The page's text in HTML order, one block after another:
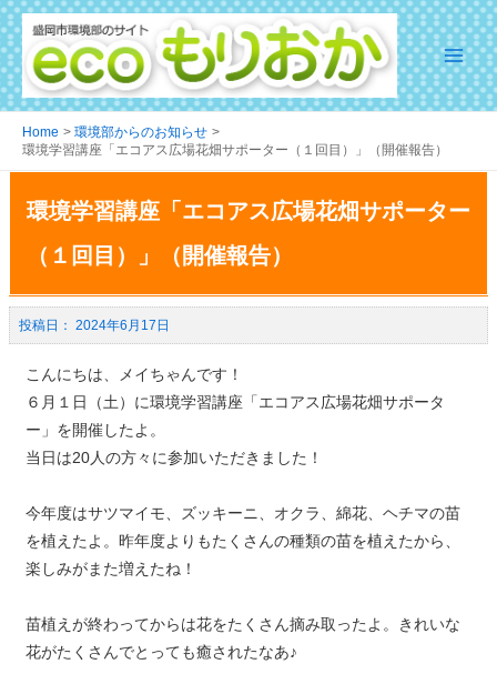
Home
環境部からのお知らせ
環境学習講座「エコアス広場花畑サポーター（１回目）」（開催報告）
環境学習講座「エコアス広場花畑サポーター
（１回目）」（開催報告）
2024年6月17日
こんにちは、メイちゃんです！
６月１日（土）に環境学習講座「エコアス広場花畑サポータ
ー」を開催したよ。
当日は20人の方々に参加いただきました！
今年度はサツマイモ、ズッキーニ、オクラ、綿花、ヘチマの苗
を植えたよ。昨年度よりもたくさんの種類の苗を植えたから、
楽しみがまた増えたね！
苗植えが終わってからは花をたくさん摘み取ったよ。きれいな
花がたくさんでとっても癒されたなあ♪